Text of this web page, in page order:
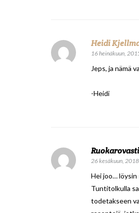
Heidi
16 heinäkuun,
Jeps, ja nämä
-Heidi
26 kesäkuun,
Hei joo…
Tuntitolkulla
todetakseen